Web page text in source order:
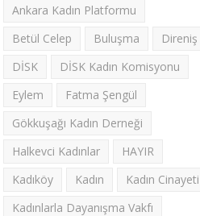
Ankara Kadın Platformu
Betül Celep
Buluşma
Direniş
DİSK
DİSK Kadın Komisyonu
Eylem
Fatma Şengül
Gökkuşağı Kadın Derneği
Halkevci Kadınlar
HAYIR
Kadıköy
Kadın
Kadın Cinayeti
Kadınlarla Dayanışma Vakfı